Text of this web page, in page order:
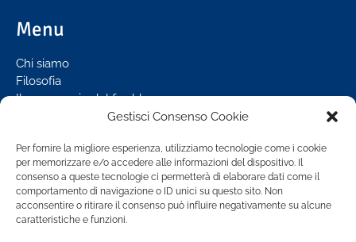
Gestisci Consenso Cookie
Per fornire la migliore esperienza, utilizziamo tecnologie come i cookie
per memorizzare e/o accedere alle informazioni del dispositivo. Il
consenso a queste tecnologie ci permetterà di elaborare dati come il
comportamento di navigazione o ID unici su questo sito. Non
acconsentire o ritirare il consenso può influire negativamente su alcune
caratteristiche e funzioni.
Menu
Chi siamo
Filosofia
Il commercio del freddo
La logistica del freddo
La Flotta
News